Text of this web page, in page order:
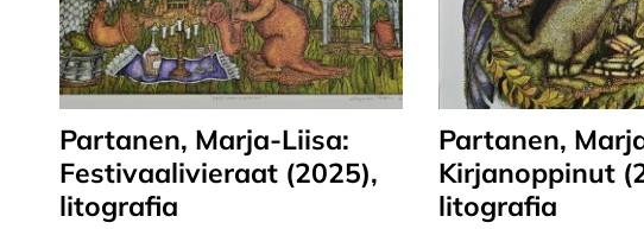
Partanen, Marja-Liisa:
Festivaalivieraat (2025),
litografia
Partanen,
Kirjanoppinut
litografia